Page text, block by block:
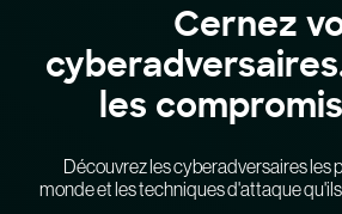
Cernez
les
Découvrez les cyberadversaires les
monde et les techniques d'attaque